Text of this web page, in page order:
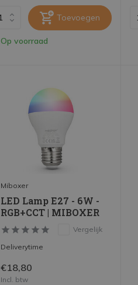
Toevoegen
Op voorraad
Miboxer
LED Lamp E27 - 6W -
RGB+CCT | MIBOXER
Vergelijk
Deliverytime
€18,80
Incl. btw